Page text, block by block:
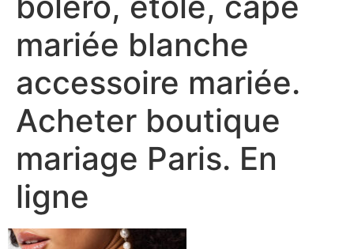
mariée blanche
accessoire mariée.
Acheter boutique
mariage Paris. En
ligne